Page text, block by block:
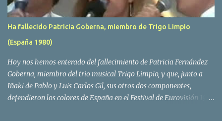
propia Amaia Saizar, que tras su abandono de Trigo Limpio,
recibió por parte de la discografica Hispavox el encargo de crear
un nuevo grupo, reclutando al duo de amigos y a la ex modelo
Yolanda Hoyos. Con los cuatro surgió en el año 1982 el grupo
Ha fallecido Patricia Goberna, miembro de Trigo Limpio
(España 1980)
Hoy nos hemos enterado del fallecimiento de Patricia Fernández
Goberna, miembro del trio musical Trigo Limpio, y que, junto a
Iñaki de Pablo y Luis Carlos Gil, sus otros dos componentes,
defendieron los colores de España en el Festival de Eurovisión 1980